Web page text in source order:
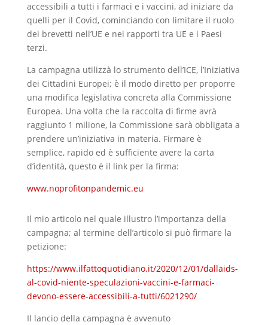
accessibili a tutti i farmaci e i vaccini, ad iniziare da
quelli per il Covid, cominciando con limitare il ruolo
dei brevetti nell’UE e nei rapporti tra UE e i Paesi
terzi.
La campagna utilizzà lo strumento dell’ICE, l’Iniziativa
dei Cittadini Europei; è il modo diretto per proporre
una modifica legislativa concreta alla Commissione
Europea. Una volta che la raccolta di firme avrà
raggiunto 1 milione, la Commissione sarà obbligata a
prendere un’iniziativa in materia. Firmare è
semplice, rapido ed è sufficiente avere la carta
d’identità, questo è il link per la firma:
www.noprofitonpandemic.eu
Il mio articolo nel quale illustro l’importanza della
campagna; al termine dell’articolo si può firmare la
petizione:
https://www.ilfattoquotidiano.it/2020/12/01/dallaids-
al-covid-niente-speculazioni-vaccini-e-farmaci-
devono-essere-accessibili-a-tutti/6021290/
Il lancio della campagna è avvenuto